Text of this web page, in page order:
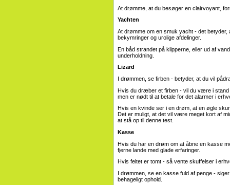
At drømme, at du besøger en clairvoyant,
Yachten
At drømme om en smuk yacht - det
bekymringer og urolige afdelinger.
En båd strandet på klipperne, eller ud af
underholdning.
Lizard
I drømmen, se firben - betyder, at du vil
Hvis du dræber et firben - vil du være i stand
men er nødt til at betale for det alarmer i
Hvis en kvinde ser i en drøm, at en øgle
Det er muligt, at det vil være meget kort af
at stå op til denne test.
Kasse
Hvis du har en drøm om at åbne en kasse
fjerne lande med glade erfaringer.
Hvis feltet er tomt - så vente skuffelser i
I drømmen, se en kasse fuld af penge -
behageligt ophold.